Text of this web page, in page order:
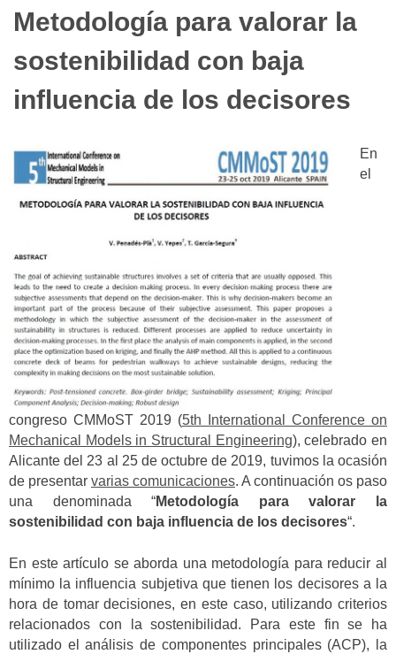
Metodología para valorar la
sostenibilidad con baja
influencia de los decisores
En
el
congreso CMMoST 2019 (5th International Conference on
Mechanical Models in Structural Engineering), celebrado en
Alicante del 23 al 25 de octubre de 2019, tuvimos la ocasión
de presentar varias comunicaciones. A continuación os paso
una denominada “Metodología para valorar la
sostenibilidad con baja influencia de los decisores“.
En este artículo se aborda una metodología para reducir al
mínimo la influencia subjetiva que tienen los decisores a la
hora de tomar decisiones, en este caso, utilizando criterios
relacionados con la sostenibilidad. Para este fin se ha
utilizado el análisis de componentes principales (ACP), la